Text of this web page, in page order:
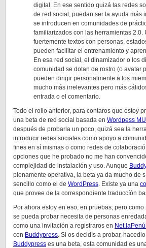
digital. En ese sentido quizá las redes
de red social, puedan ser la ayuda más
se introducen en comunidades de
familiarizados con las herramientas 2.0.
fuertemente textos con personas,
pueden facilitar el entrenamiento y
En esa red social, el dinamizador o los
comunidad se dotan de rostro (o avatar
pueden dirigir personalmente a los
mucho más irrelevantes pero más
entrada o el comentario.
Todo el rollo anterior, para contaros que estoy
una beta de red social basada en Wordpess MU
después de probarla un poco, quizá sea la
introducir redes sociales como apoyo a
fines en sí mismas o como redes de
opciones que he probado no me han
complejidad de instalación y uso. Aunque
plenamente operativa, la beta ya da mucho de
sencillo como el de WordPress. Existe ya una
que provee de la correspondiente traduccíón
Por ahora estoy en eso, en pruebas; pero
se pueda probar necesita de personas
como una invitación a registraros en
con Buddypress. Si os decidís a probar,
Buddypress es una beta, esta comunidad es